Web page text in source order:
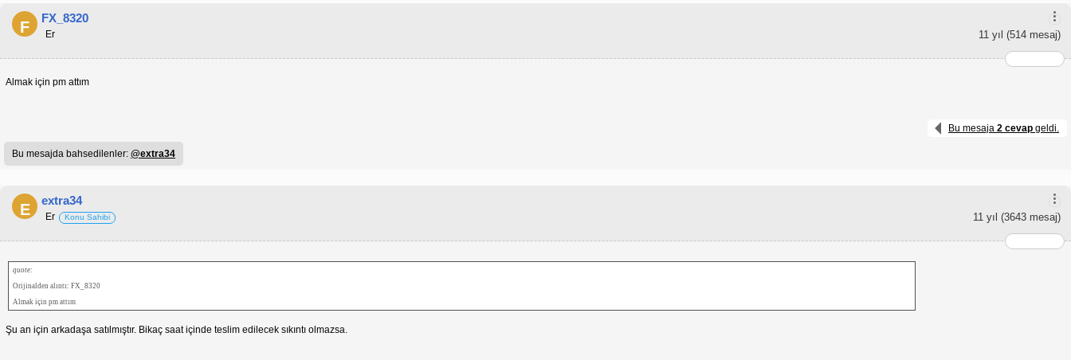
F
FX_8320
11 yıl (514 mesaj)
Er
Almak için pm attım
Bu mesaja 2 cevap geldi.
Bu mesajda bahsedilenler: @extra34
E
extra34
11 yıl (3643 mesaj)
Er Konu Sahibi
quote:
Orijinalden alıntı: FX_8320
Almak için pm attım
Şu an için arkadaşa satılmıştır. Bikaç saat içinde teslim edilecek sıkıntı olmazsa.